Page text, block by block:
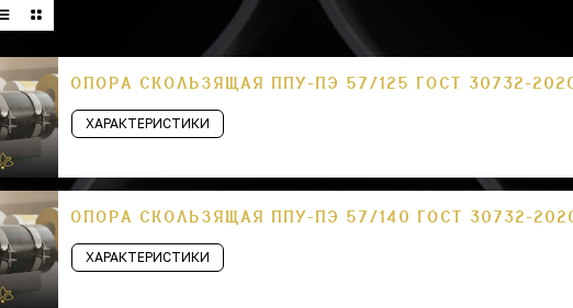
ОПОРА СКОЛЬЗЯЩАЯ ППУ-ПЭ 57/125 ГОСТ 30732-
ХАРАКТЕРИСТИКИ
ОПОРА СКОЛЬЗЯЩАЯ ППУ-ПЭ 57/140 ГОСТ 30732-
ХАРАКТЕРИСТИКИ